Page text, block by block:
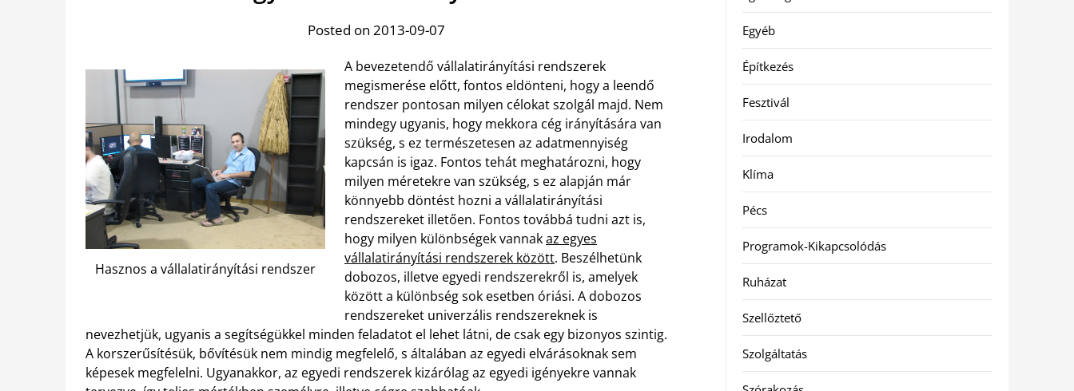
Posted on 2013-09-07
Hasznos a vállalatirányítási rendszer
A bevezetendő vállalatirányítási rendszerek
megismerése előtt, fontos eldönteni, hogy a leendő
rendszer pontosan milyen célokat szolgál majd. Nem
mindegy ugyanis, hogy mekkora cég irányítására van
szükség, s ez természetesen az adatmennyiség
kapcsán is igaz. Fontos tehát meghatározni, hogy
milyen méretekre van szükség, s ez alapján már
könnyebb döntést hozni a vállalatirányítási
rendszereket illetően. Fontos továbbá tudni azt is,
hogy milyen különbségek vannakaz egyes
vállalatirányítási rendszerek között. Beszélhetünk
dobozos, illetve egyedi rendszerekről is, amelyek
között a különbség sok esetben óriási. A dobozos
rendszereket univerzális rendszereknek is
nevezhetjük, ugyanis a segítségükkel minden feladatot el lehet látni, de csak egy bizonyos szintig.
A korszerűsítésük, bővítésük nem mindig megfelelő, s általában az egyedi elvárásoknak sem
képesek megfelelni. Ugyanakkor, az egyedi rendszerek kizárólag az egyedi igényekre vannak
Egyéb
Építkezés
Fesztivál
Irodalom
Klíma
Pécs
Programok-Kikapcsolódás
Ruházat
Szellőztető
Szolgáltatás